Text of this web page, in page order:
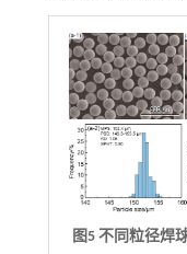
图5 不同粒径焊